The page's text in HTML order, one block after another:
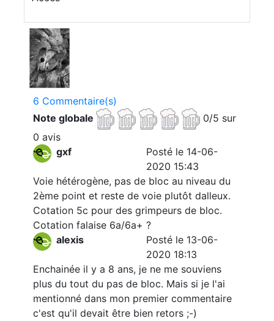
6 Commentaire(s)
Note globale
0/5 sur
0 avis
gxf
Posté le 14-06-
2020 15:43
Voie hétérogène, pas de bloc au niveau du
2ème point et reste de voie plutôt dalleux.
Cotation 5c pour des grimpeurs de bloc.
Cotation falaise 6a/6a+ ?
alexis
Posté le 13-06-
2020 18:13
Enchainée il y a 8 ans, je ne me souviens
plus du tout du pas de bloc. Mais si je l'ai
mentionné dans mon premier commentaire
c'est qu'il devait être bien retors ;-)